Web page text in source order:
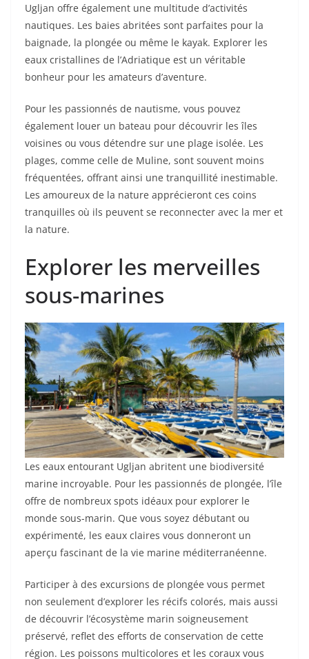
Ugljan offre également une multitude d’activités
nautiques. Les baies abritées sont parfaites pour la
baignade, la plongée ou même le kayak. Explorer les
eaux cristallines de l’Adriatique est un véritable
bonheur pour les amateurs d’aventure.
Pour les passionnés de nautisme, vous pouvez
également louer un bateau pour découvrir les îles
voisines ou vous détendre sur une plage isolée. Les
plages, comme celle de Muline, sont souvent moins
fréquentées, offrant ainsi une tranquillité inestimable.
Les amoureux de la nature apprécieront ces coins
tranquilles où ils peuvent se reconnecter avec la mer et
la nature.
Explorer les merveilles
sous-marines
Les eaux entourant Ugljan abritent une biodiversité
marine incroyable. Pour les passionnés de plongée, l’île
offre de nombreux spots idéaux pour explorer le
monde sous-marin. Que vous soyez débutant ou
expérimenté, les eaux claires vous donneront un
aperçu fascinant de la vie marine méditerranéenne.
Participer à des excursions de plongée vous permet
non seulement d’explorer les récifs colorés, mais aussi
de découvrir l’écosystème marin soigneusement
préservé, reflet des efforts de conservation de cette
région. Les poissons multicolores et les coraux vous